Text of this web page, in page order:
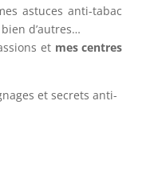
astuces anti-tabac
d’autres…
et mes centres
et secrets anti-